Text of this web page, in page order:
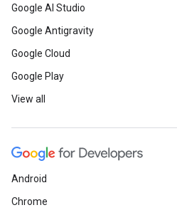
Google AI Studio
Google Antigravity
Google Cloud
Google Play
View all
Android
Chrome